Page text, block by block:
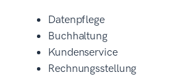
Datenpflege
Buchhaltung
Kundenservice
Rechnungsstellung